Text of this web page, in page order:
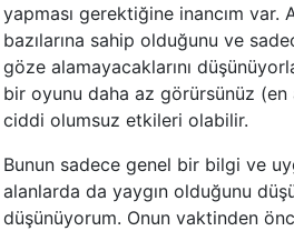
yapması gerektiğine inancım var.
bazılarına sahip olduğunu ve
göze alamayacaklarını
bir oyunu daha az görürsünüz (en
ciddi olumsuz etkileri olabilir.
Bunun sadece genel bir bilgi ve
alanlarda da yaygın olduğunu
düşünüyorum. Onun vaktinden